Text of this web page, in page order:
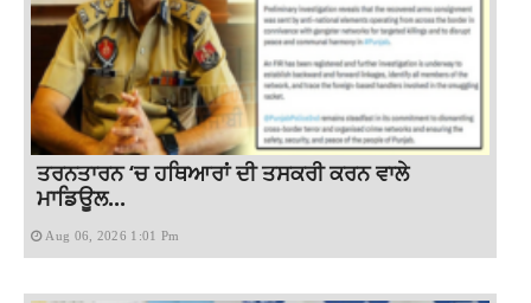
ਤਰਨਤਾਰਨ ‘ਚ ਹਥਿਆਰਾਂ ਦੀ ਤਸਕਰੀ ਕਰਨ ਵਾਲੇ
ਮਾਡਿਊਲ...
Aug 06, 2026 1:01 Pm